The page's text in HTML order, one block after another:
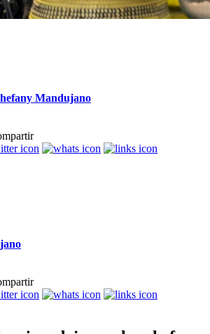
Mandujano